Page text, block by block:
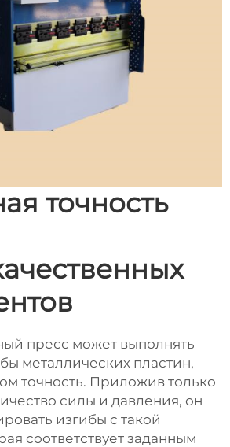
точность
пресс может выполнять
металлических пластин,
точность. Приложив только
силы и давления, он
изгибы с такой
соответствует заданным